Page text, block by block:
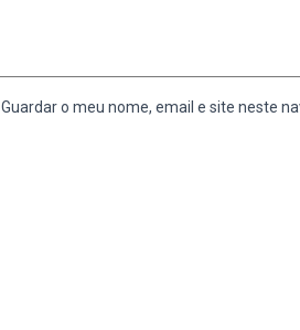
Guardar o meu nome, email e site neste